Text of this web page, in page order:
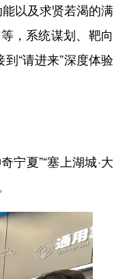
以及求贤若渴的满
，系统谋划、靶向
“请进来”深度体验
夏”“塞上湖城·大